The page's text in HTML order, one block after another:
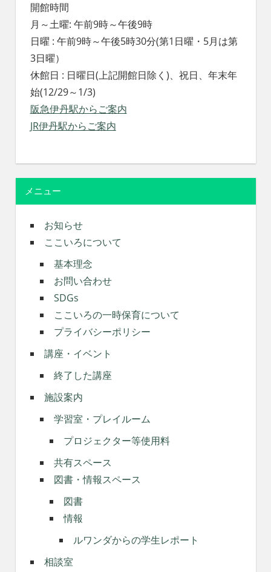
開館時間
月～土曜: 午前9時～午後9時
日曜 : 午前9時～午後5時30分(第1日曜・5月は第
3日曜）
休館日 : 日曜日(上記開館日除く)、祝日、年末年
始(12/29～1/3)
阪急伊丹駅からご案内
JR伊丹駅からご案内
メニュー
お知らせ
ここいろについて
基本理念
お問い合わせ
SDGs
ここいろの一時保育について
プライバシーポリシー
講座・イベント
終了した講座
施設案内
学習室・プレイルーム
プロジェクター等使用料
共有スペース
図書・情報スペース
図書
情報
ルワンダからの学生レポート
相談室